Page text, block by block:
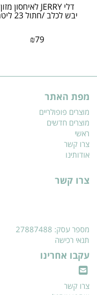
דלי JERRY לאיחסון מזון
יבש לכלב /חתול 23 ליטר
₪79
מפת האתר
מוצרים פופולריים
מוצרים חדשים
ראשי
צרו קשר
אודותינו
צרו קשר
מספר עסק: 27887488
תנאי רכישה
עקבו אחרינו
צרו קשר